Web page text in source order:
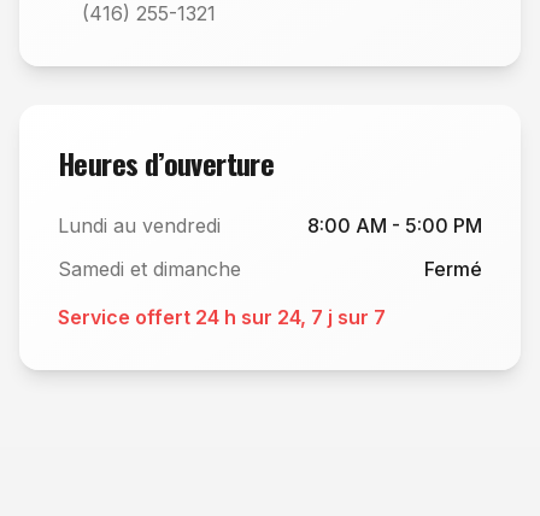
(416) 255-1321
Heures d’ouverture
Lundi au vendredi
8:00 AM - 5:00 PM
Samedi et dimanche
Fermé
Service offert 24 h sur 24, 7 j sur 7